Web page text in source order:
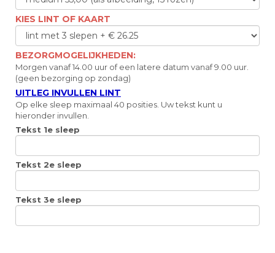
KIES LINT OF KAART
BEZORGMOGELIJKHEDEN:
Morgen vanaf 14.00 uur of een latere datum vanaf 9.00 uur.
(geen bezorging op zondag)
UITLEG INVULLEN LINT
Op elke sleep maximaal 40 posities. Uw tekst kunt u
hieronder invullen.
Tekst 1e sleep
Tekst 2e sleep
Tekst 3e sleep